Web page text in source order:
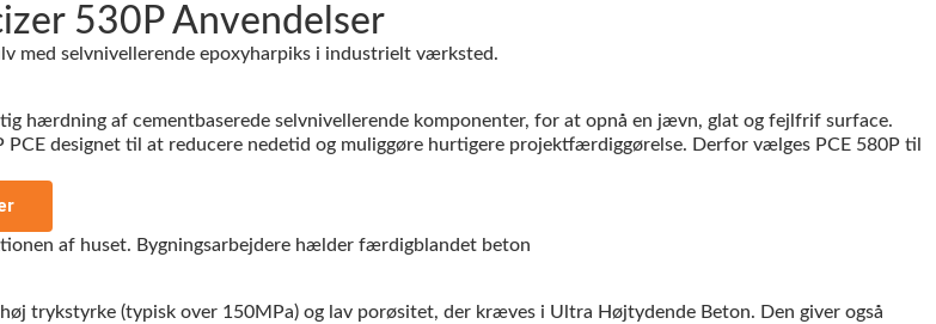
530P Anvendelser
hærdning af cementbaserede selvnivellerende komponenter, for at opnå en jævn, glat og fejlfrif surface.
designet til at reducere nedetid og muliggøre hurtigere projektfærdiggørelse. Derfor vælges PCE 580P til
trykstyrke (typisk over 150MPa) og lav porøsitet, der kræves i Ultra Højtydende Beton. Den giver også